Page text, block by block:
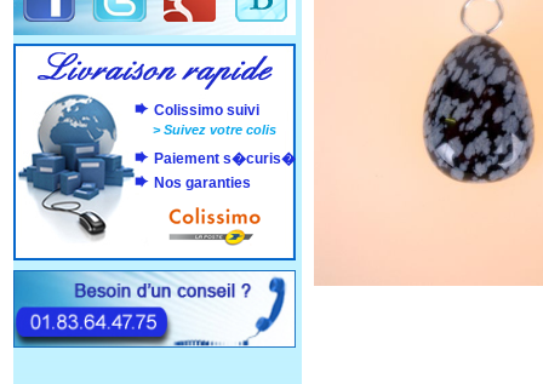
Colissimo suivi
>Suivez votre colis
Paiement s�curis�
Nos garanties